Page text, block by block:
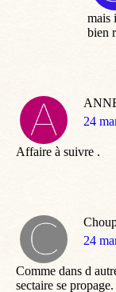
mais
bien
dit
24
Affaire à suivre .
dit
24
Comme dans d
sectaire se